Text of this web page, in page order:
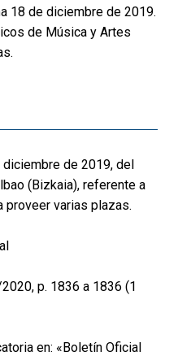
18 de diciembre de 2019.
de Música y Artes
de 2019, del
(Bizkaia), referente a
proveer varias plazas.
p. 1836 a 1836 (1
en: «Boletín Oficial